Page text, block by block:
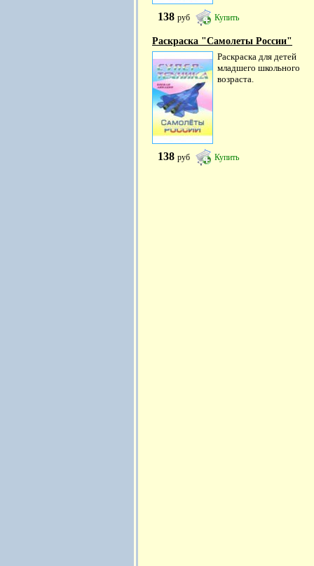
138 руб Купить
Раскраска "Самолеты России"
Раскраска для детей
младшего школьного
возраста.
138 руб Купить